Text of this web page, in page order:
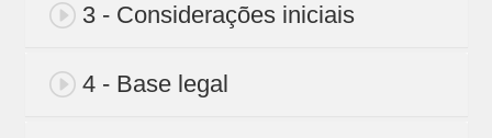
3 - Considerações iniciais
4 - Base legal